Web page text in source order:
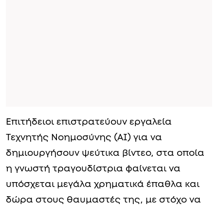
Επιτήδειοι επιστρατεύουν εργαλεία
Τεχνητής Νοημοσύνης (AI) για να
δημιουργήσουν ψεύτικα βίντεο, στα οποία
η γνωστή τραγουδίστρια φαίνεται να
υπόσχεται μεγάλα χρηματικά έπαθλα και
δώρα στους θαυμαστές της, με στόχο να